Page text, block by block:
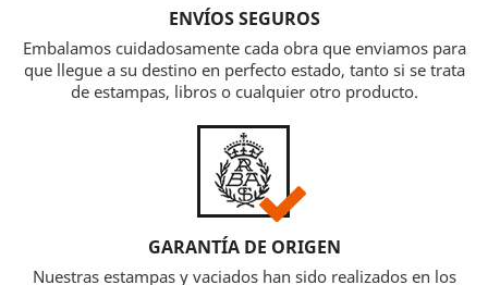
ENVÍOS SEGUROS
Embalamos cuidadosamente cada obra que enviamos para
que llegue a su destino en perfecto estado, tanto si se trata
de estampas, libros o cualquier otro producto.
GARANTÍA DE ORIGEN
Nuestras estampas y vaciados han sido realizados en los